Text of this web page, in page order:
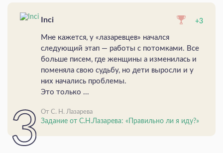
Inci +3
Мне кажется, у «лазаревцев» начался
следующий этап — работы с потомками. Все
больше писем, где женщины а изменилась и
поменяла свою судьбу, но дети выросли и у
них начались проблемы.
Это только ...
От С. Н. Лазарева
Задание от С.Н.Лазарева: «Правильно ли я иду?»